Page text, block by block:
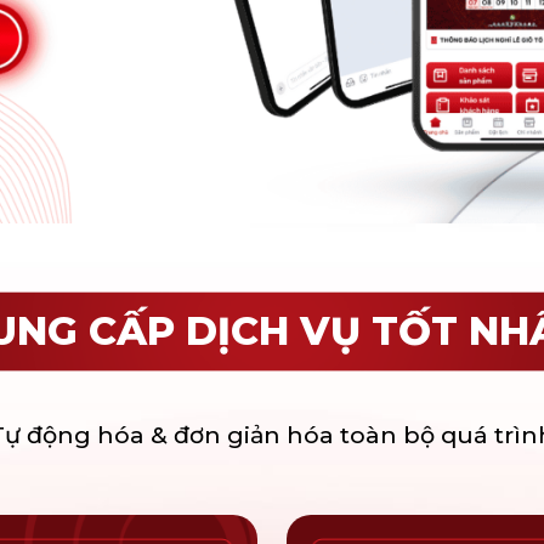
CẤP DỊCH VỤ TỐT
động hóa & đơn giản hóa toàn bộ quá